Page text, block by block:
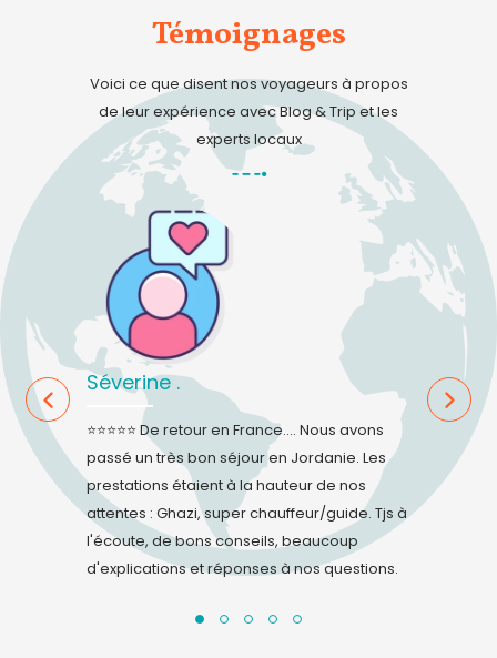
Témoignages
Voici ce que disent nos voyageurs à propos
de leur expérience avec Blog & Trip et les
experts locaux
et à
Séverine .
⭐⭐⭐⭐⭐ De retour en France.... Nous avons
passé un très bon séjour en Jordanie. Les
prestations étaient à la hauteur de nos
attentes : Ghazi, super chauffeur/guide. Tjs à
l'écoute, de bons conseils, beaucoup
d'explications et réponses à nos questions.
Sandie .
respecter.
réactifs et